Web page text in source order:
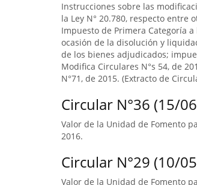
Instrucciones sobre las
la Ley N° 20.780, respecto
Impuesto de Primera Categoría
ocasión de la disolución y
de los bienes adjudicados;
Modifica Circulares N°s 54, de
N°71, de 2015. (Extracto de
Circular N°36 (15/
Valor de la Unidad de Fomento
2016.
Circular N°29 (10/
Valor de la Unidad de Fomento